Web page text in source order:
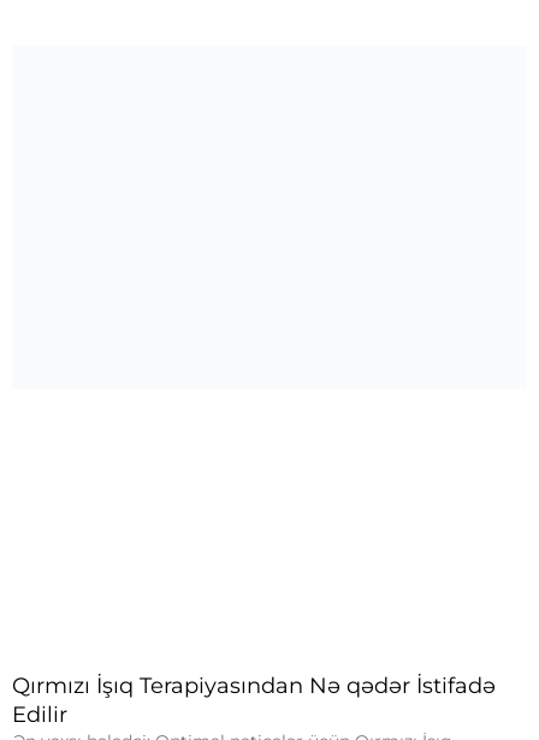
Qırmızı İşıq Terapiyasından Nə qədər İstifadə
Edilir